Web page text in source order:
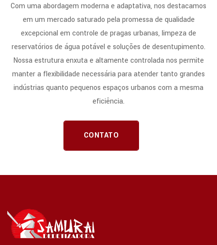
Com uma abordagem moderna e adaptativa, nos destacamos
em um mercado saturado pela promessa de qualidade
excepcional em controle de pragas urbanas, limpeza de
reservatórios de água potável e soluções de desentupimento.
Nossa estrutura enxuta e altamente controlada nos permite
manter a flexibilidade necessária para atender tanto grandes
indústrias quanto pequenos espaços urbanos com a mesma
eficiência.
CONTATO